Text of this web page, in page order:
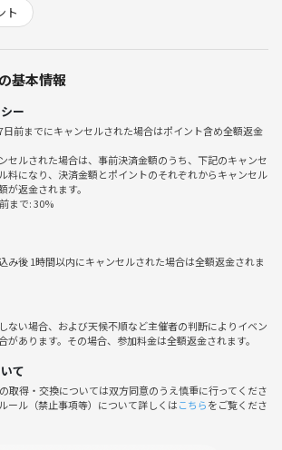
己紹介
ゃべりタイム
め☘️
方
話したい方
るのが好きな方
レッシュしたい方
、どなたでもご参加いただけます！
めての参加も大歓迎です🙌🏻
安心して過ごせる雰囲気作りを心がけていますの
参加確定後に個別でお送りします
ト
基本情報
ー
日前までにキャンセルされた場合はポイント含め全額返金
セルされた場合は、事前決済金額のうち、下記のキャンセ
料になり、決済金額とポイントのそれぞれからキャンセル
が返金されます。
まで: 30%
み後 1時間以内にキャンセルされた場合は全額返金されま
ない場合、および天候不順など主催者の判断によりイベン
があります。その場合、参加料金は全額返金されます。
て
取得・交換については双方同意のうえ慎重に行ってくださ
ール（禁止事項等）について詳しくはこちらをご覧くださ